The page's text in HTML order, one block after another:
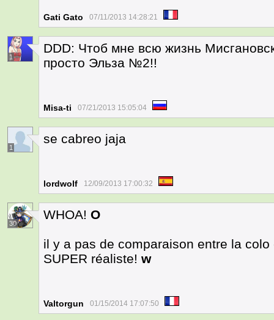
Gati Gato 07/11/2013 14:28:21
1
DDD: Чтоб мне всю жизнь
просто Эльза №2!!
Misa-ti 07/21/2013 15:05:04
1
se cabreo jaja
lordwolf 12/09/2013 17:00:32
30
WHOA! O
il y a pas de comparaison entre la
SUPER réaliste! w
Valtorgun 01/15/2014 17:07:50